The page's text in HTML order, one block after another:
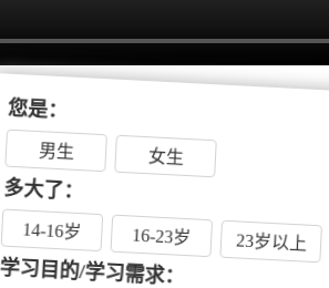
您是：
男生
多大了：
14-16岁 16-23岁